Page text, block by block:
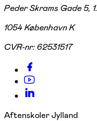
Peder Skrams Gade 5, 1.
1054 København K
CVR-nr: 62531517
Aftenskoler Jylland